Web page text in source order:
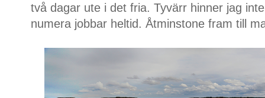
två dagar ute i det fria. Tyvärr hinner jag
numera jobbar heltid. Åtminstone fram till